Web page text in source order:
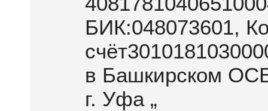
БИК:048073601,
в Башкирском
г. Уфа „